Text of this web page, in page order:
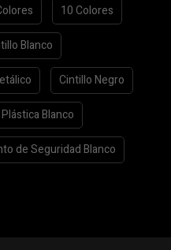
10 Colores
Blanco
Cintillo Negro
Blanco
de Seguridad Blanco